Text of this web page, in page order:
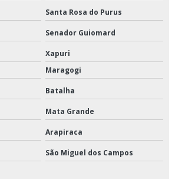
Santa Rosa do Purus
Senador Guiomard
Xapuri
Maragogi
Batalha
Mata Grande
Arapiraca
São Miguel dos Campos